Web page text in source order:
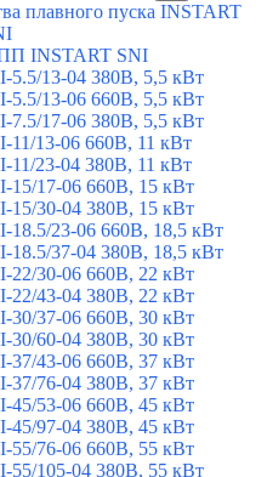
плавного пуска INSTART
INSTART SNI
13-04 380В, 5,5 кВт
13-06 660В, 5,5 кВт
17-06 380В, 5,5 кВт
13-06 660В, 11 кВт
23-04 380В, 11 кВт
17-06 660В, 15 кВт
30-04 380В, 15 кВт
23-06 660В, 18,5 кВт
37-04 380В, 18,5 кВт
30-06 660В, 22 кВт
43-04 380В, 22 кВт
37-06 660В, 30 кВт
60-04 380В, 30 кВт
43-06 660В, 37 кВт
76-04 380В, 37 кВт
53-06 660В, 45 кВт
97-04 380В, 45 кВт
76-06 660В, 55 кВт
105-04 380В, 55 кВт